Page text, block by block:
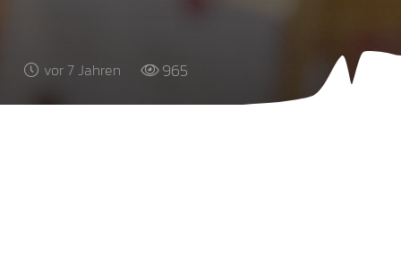
vor 7 Jahren 965